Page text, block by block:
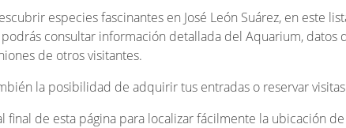
especies fascinantes en José León Suárez, en este
consultar información detallada del Aquarium, datos
de otros visitantes.
la posibilidad de adquirir tus entradas o reservar
final de esta página para localizar fácilmente la ubicación